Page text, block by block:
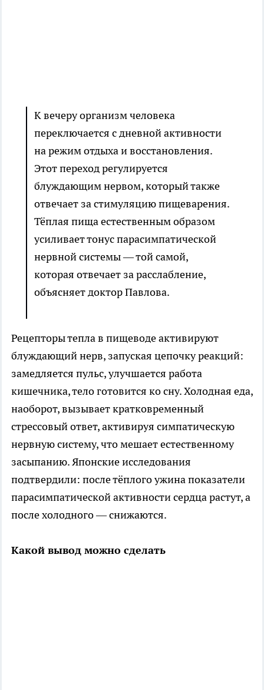
К вечеру организм человека
переключается с дневной активности
на режим отдыха и восстановления.
Этот переход регулируется
блуждающим нервом, который также
отвечает за стимуляцию пищеварения.
Тёплая пища естественным образом
усиливает тонус парасимпатической
нервной системы — той самой,
которая отвечает за расслабление,
объясняет доктор Павлова.
Рецепторы тепла в пищеводе активируют
блуждающий нерв, запуская цепочку реакций:
замедляется пульс, улучшается работа
кишечника, тело готовится ко сну. Холодная еда,
наоборот, вызывает кратковременный
стрессовый ответ, активируя симпатическую
нервную систему, что мешает естественному
засыпанию. Японские исследования
подтвердили: после тёплого ужина показатели
парасимпатической активности сердца растут, а
после холодного — снижаются.
Какой вывод можно сделать